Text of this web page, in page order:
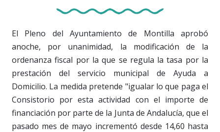
El Pleno del Ayuntamiento de Montilla aprobó
anoche, por unanimidad, la modificación de la
ordenanza fiscal por la que se regula la tasa por la
prestación del servicio municipal de Ayuda a
Domicilio. La medida pretende "igualar lo que paga el
Consistorio por esta actividad con el importe de
financiación por parte de la Junta de Andalucía, que el
pasado mes de mayo incrementó desde 14,60 hasta